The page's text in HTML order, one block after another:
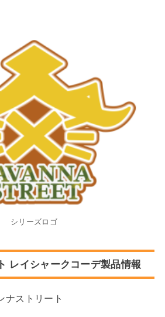
シリーズロゴ
レイシャークコーデ製品情報
ナストリート